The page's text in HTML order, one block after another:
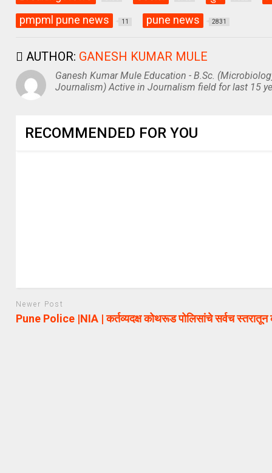
pmpml pune news 11 pune news 2831
AUTHOR: GANESH KUMAR MULE
Ganesh Kumar Mule Education - B.Sc.
Journalism) Active in Journalism field for last 15
RECOMMENDED FOR YOU
Newer Post
Pune Police |NIA | कर्तव्यदक्ष कोथरूड पोलिसांचे सर्वच